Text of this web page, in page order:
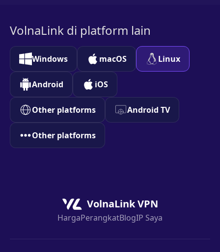
VolnaLink di platform lain
Windows macOS Linux
Android iOS
Other platforms Android TV
Other platforms
VolnaLink VPN
HargaPerangkatBlogIP Saya